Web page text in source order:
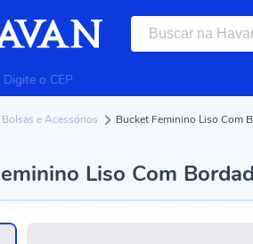
Bolsas e Acessórios Bucket Feminino Liso Com
Liso Com